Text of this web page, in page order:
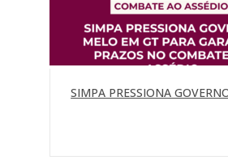
SIMPA PRESSIONA